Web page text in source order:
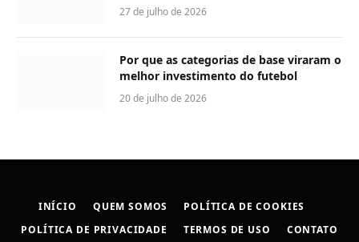
27 de julho de 2026
Por que as categorias de base viraram o
melhor investimento do futebol
20 de julho de 2026
INÍCIO QUEM SOMOS
POLÍTICA DE COOKIES
POLÍTICA DE PRIVACIDADE
TERMOS DE USO CONTATO